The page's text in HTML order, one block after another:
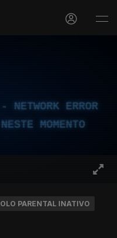
ERROR
MOMENTO
PARENTAL INATIVO